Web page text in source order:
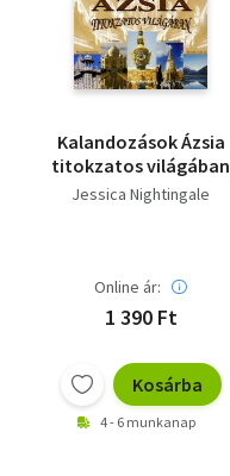
Kalandozások Ázsia
titokzatos világában
Jessica Nightingale
Online ár:
1 390 Ft
Kosárba
4 - 6 munkanap